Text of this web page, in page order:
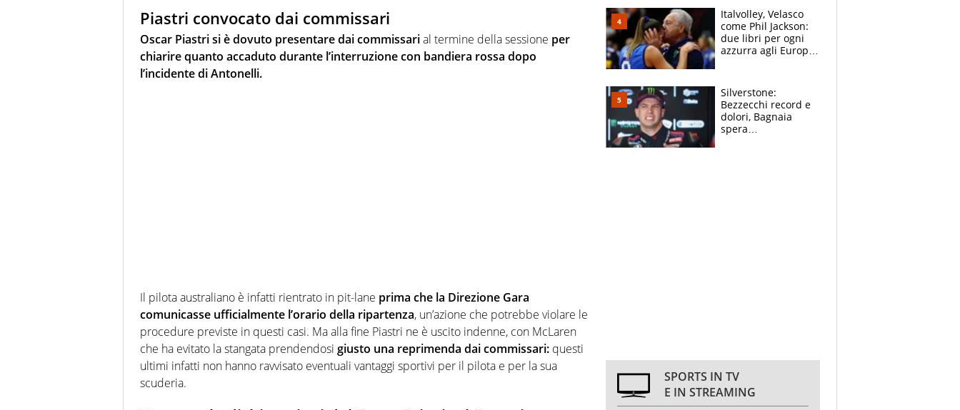
Piastri convocato dai commissari
Oscar Piastri si è dovuto presentare dai commissarial termine della sessione per
chiarire quanto accaduto durante l’interruzione con bandiera rossa dopo
l’incidente di Antonelli.
Il pilota australiano è infatti rientrato in pit-lane prima che la Direzione Gara
comunicasse ufficialmente l’orario della ripartenza, un’azione che potrebbe violare le
procedure previste in questi casi. Ma alla fine Piastri ne è uscito indenne, con McLaren
che ha evitato la stangata prendendosi giusto una reprimenda dai commissari: questi
ultimi infatti non hanno ravvisato eventuali vantaggi sportivi per il pilota e per la sua
scuderia.
sfondo
Italvolley, Velasco
come Phil Jackson:
due libri per ogni
azzurra agli Europei.
Silverstone:
Bezzecchi record e
dolori, Bagnaia
spera
SPORTS IN TV
E IN STREAMING